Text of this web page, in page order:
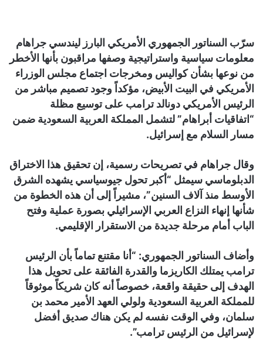
سرّب السناتور الجمهوري الأمريكي البارز ليندسي جراهام
معلومات سياسية واستراتيجية وصفها مراقبون بأنها الأخطر
من نوعها بشأن كواليس ومخرجات اجتماع مجلس الوزراء
الأمريكي في البيت الأبيض، مؤكداً وجود تصميم مباشر من
الرئيس الأمريكي دونالد ترامب على توسيع مظلة
“اتفاقيات أبراهام” لتشمل المملكة العربية السعودية ضمن
مسار السلام مع إسرائيل.
وقال جراهام في تصريحات رسمية، إن تحقيق هذا الاختراق
الدبلوماسي سيمثل “أكبر تحول جيوسياسي يشهده الشرق
الأوسط منذ آلاف السنين”، مشيراً إلى أن هذه الخطوة من
شأنها إنهاء النزاع العربي الإسرائيلي بصورة عملية وفتح
الباب أمام مرحلة جديدة من الاستقرار الإقليمي.
وأضاف السناتور الجمهوري: “أنا مقتنع تماماً بأن الرئيس
ترامب يمتلك الكاريزما والقدرة الفائقة على تحويل هذا
الهدف إلى حقيقة واقعة، خصوصاً أنه كان شريكاً موثوقاً
للمملكة العربية السعودية ولولي العهد الأمير محمد بن
سلمان، وفي الوقت نفسه لم يكن هناك صديق أفضل
لإسرائيل من الرئيس ترامب”.